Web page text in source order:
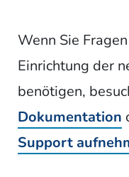
Wenn Sie
Einrichtung der
benötigen,
Dokumentation
Support